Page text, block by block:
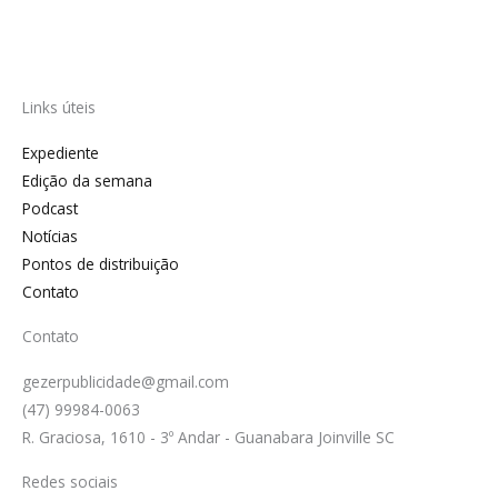
Links úteis
Expediente
Edição da semana
Podcast
Notícias
Pontos de distribuição
Contato
Contato
gezerpublicidade@gmail.com
(47) 99984-0063
R. Graciosa, 1610 - 3º Andar - Guanabara Joinville SC
Redes sociais